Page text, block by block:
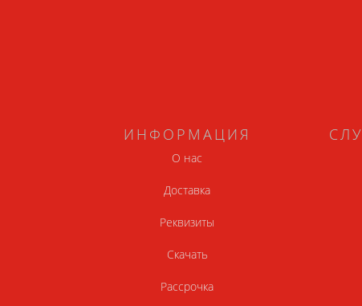
ИНФОРМАЦИЯ
О нас
Доставка
Реквизиты
Скачать
Рассрочка